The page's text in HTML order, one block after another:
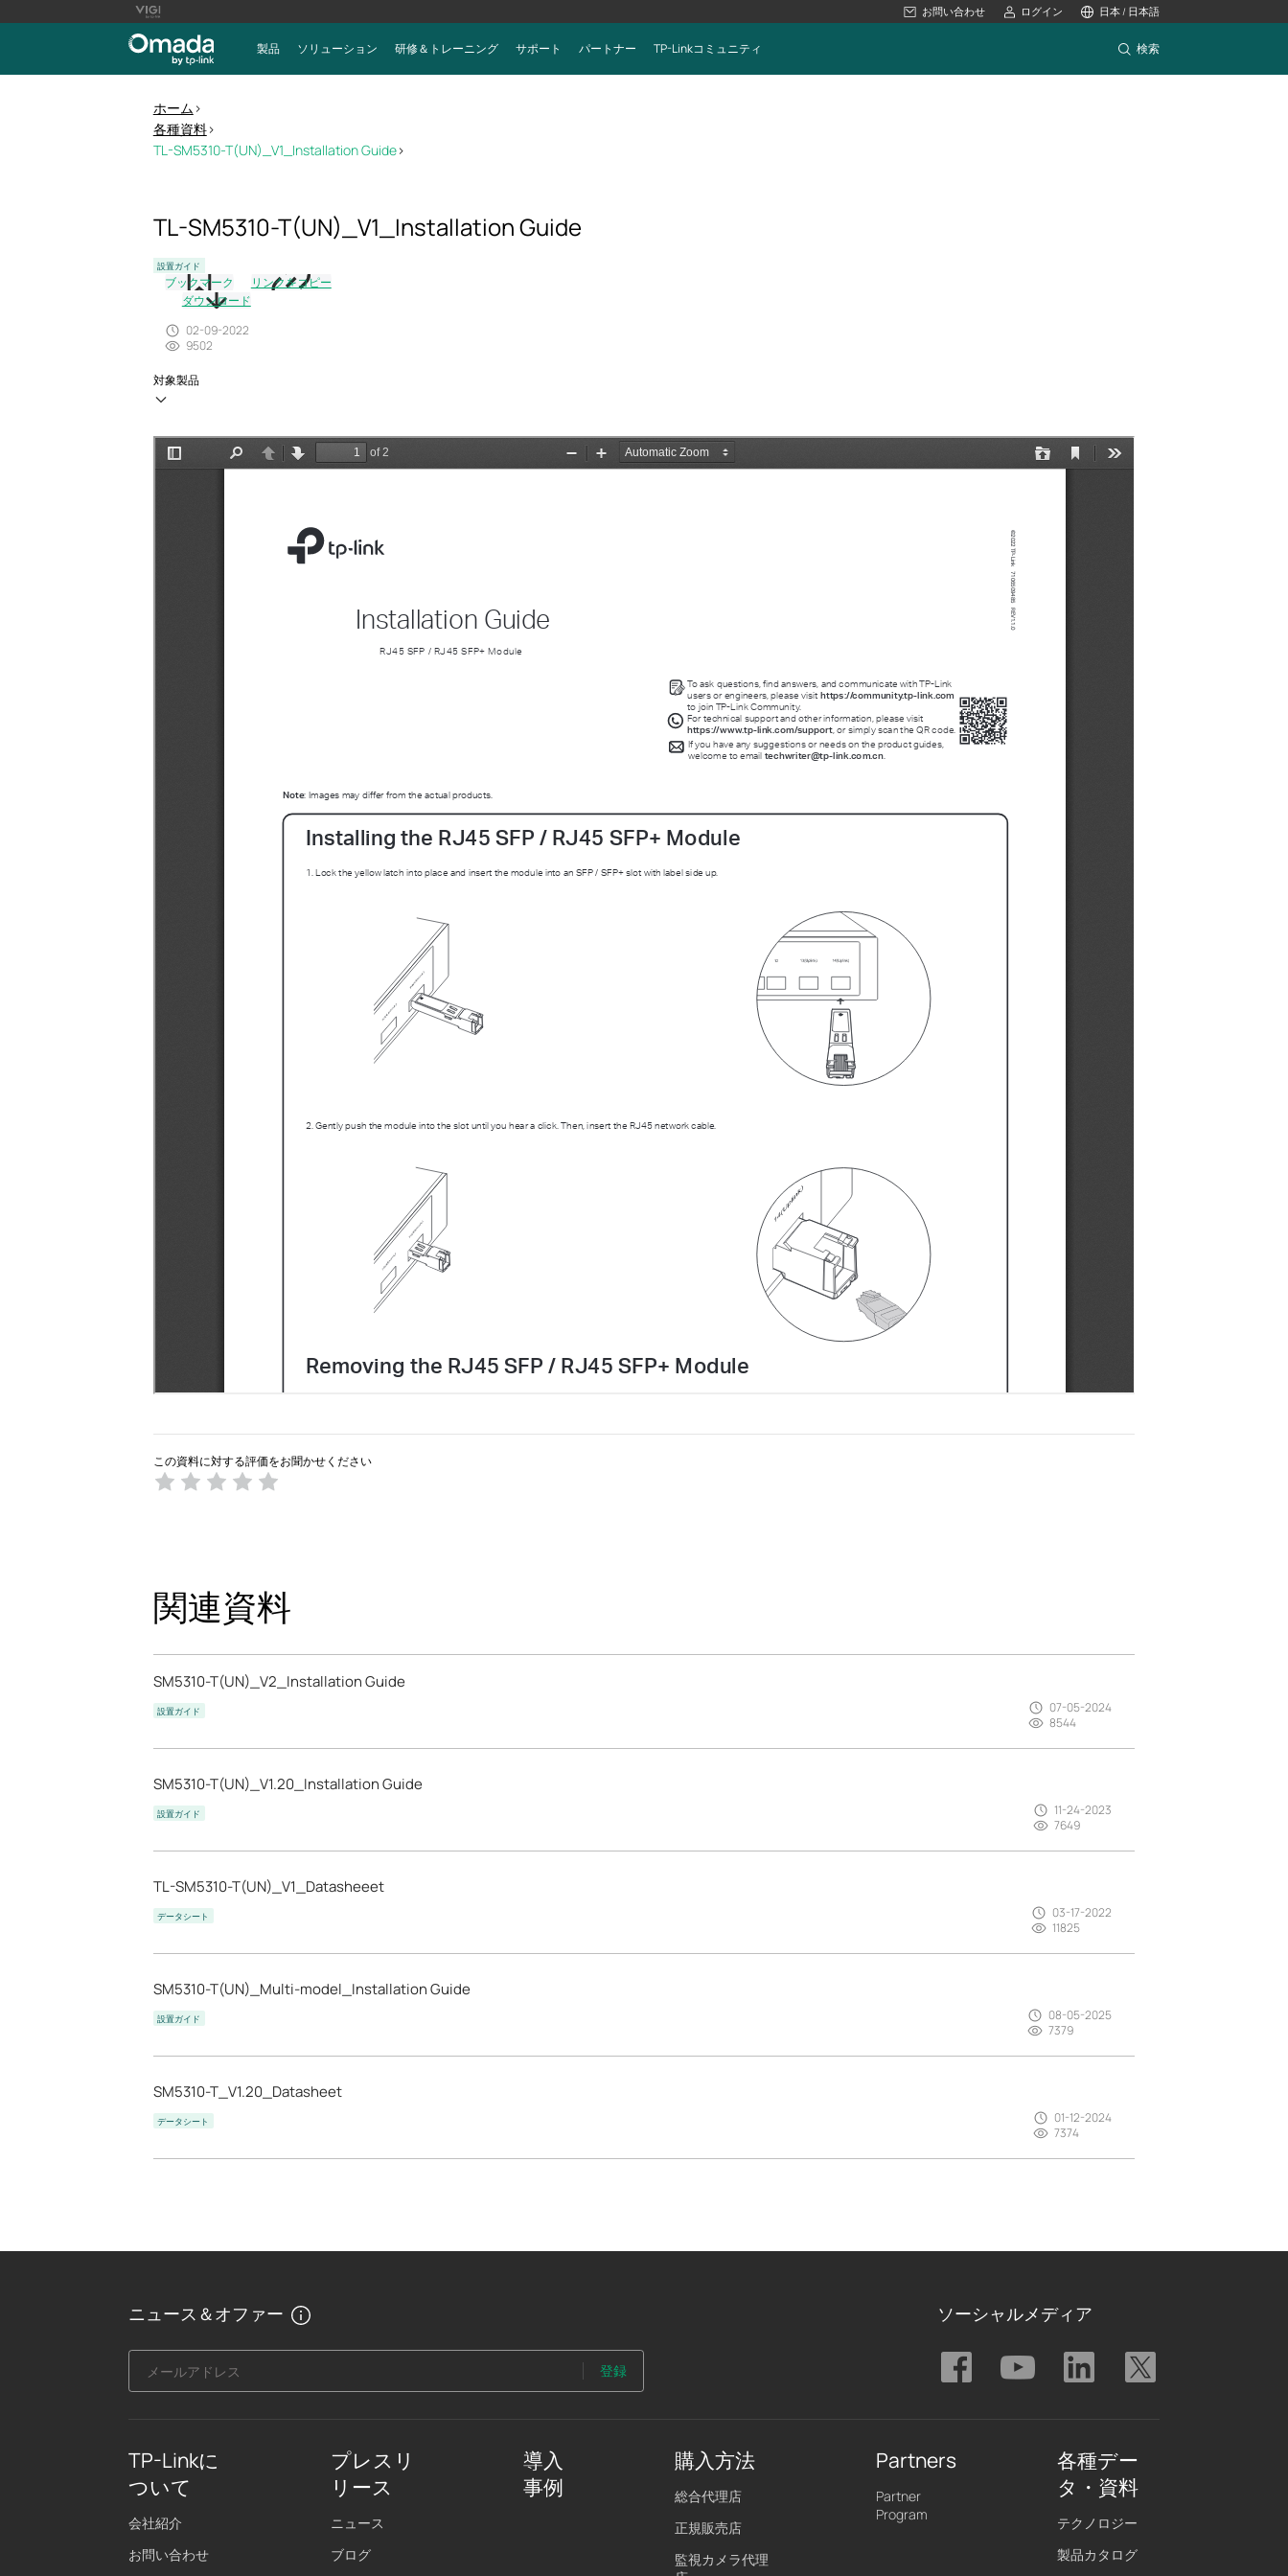
お問い合わせ ログイン 日本 / 日本語
製品 ソリューション 研修＆トレーニング サポート パートナー TP-Linkコミュニティ 検索
ホーム >
各種資料>
TL-SM5310-T(UN)_V1_Installation Guide>
TL-SM5310-T(UN)_V1_Installation Guide
設置ガイド
ブックマーク
リンクをコピー
ダウンロード
02-09-2022
9502
対象製品
この資料に対する評価をお聞かせください
関連資料
SM5310-T(UN)_V2_Installation Guide
設置ガイド
07-05-2024
8544
SM5310-T(UN)_V1.20_Installation Guide
設置ガイド
11-24-2023
7649
TL-SM5310-T(UN)_V1_Datasheeet
データシート
03-17-2022
11825
SM5310-T(UN)_Multi-model_Installation Guide
設置ガイド
08-05-2025
7379
SM5310-T_V1.20_Datasheet
データシート
01-12-2024
7374
ニュース＆オファー
メールアドレス 登録
ソーシャルメディア
TP-Linkに
ついて
会社紹介
お問い合わせ
プレスリ
リース
ニュース
ブログ
導入
事例
購入方法
総合代理店
正規販売店
監視カメラ代理
Partners
Partner
Program
各種デー
タ・資料
テクノロジー
製品カタログ